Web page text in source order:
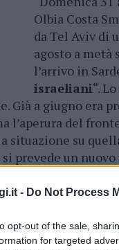
- Do Not Process
opt-out of the sale,
for targeted
Olbia Costa
da Tel Aviv di
agosto a
l’arrivo in
israeliani“.
Già a giugno era
l’aperura del
situazione su
prevede un
la pace del
benvenuti”